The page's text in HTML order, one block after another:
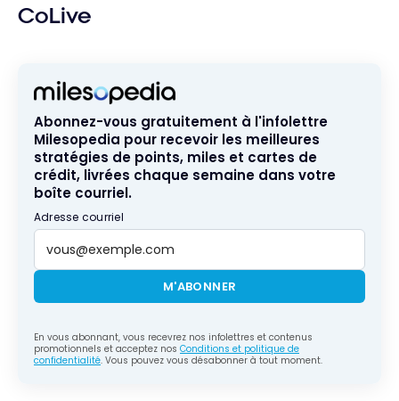
CoLive
Abonnez-vous gratuitement à l'infolettre
Milesopedia pour recevoir les meilleures
stratégies de points, miles et cartes de
crédit, livrées chaque semaine dans votre
boîte courriel.
Adresse courriel
M'ABONNER
En vous abonnant, vous recevrez nos infolettres et contenus
promotionnels et acceptez nos Conditions et politique de
confidentialité. Vous pouvez vous désabonner à tout moment.